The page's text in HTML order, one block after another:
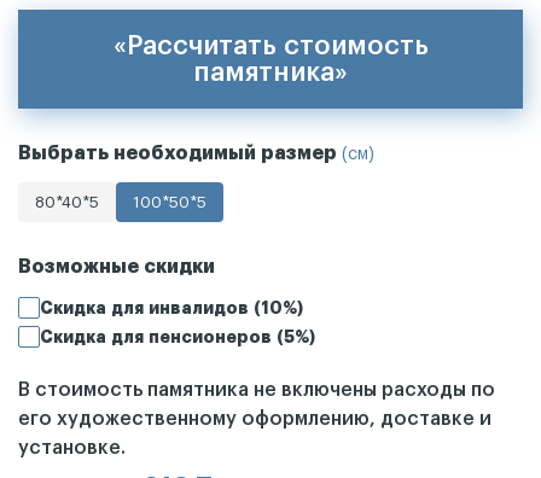
«Рассчитать стоимость
памятника»
Выбрать необходимый размер (см)
80*40*5 100*50*5
Возможные скидки
Скидка для инвалидов (10%)
Скидка для пенсионеров (5%)
В стоимость памятника не включены расходы по
его художественному оформлению, доставке и
установке.